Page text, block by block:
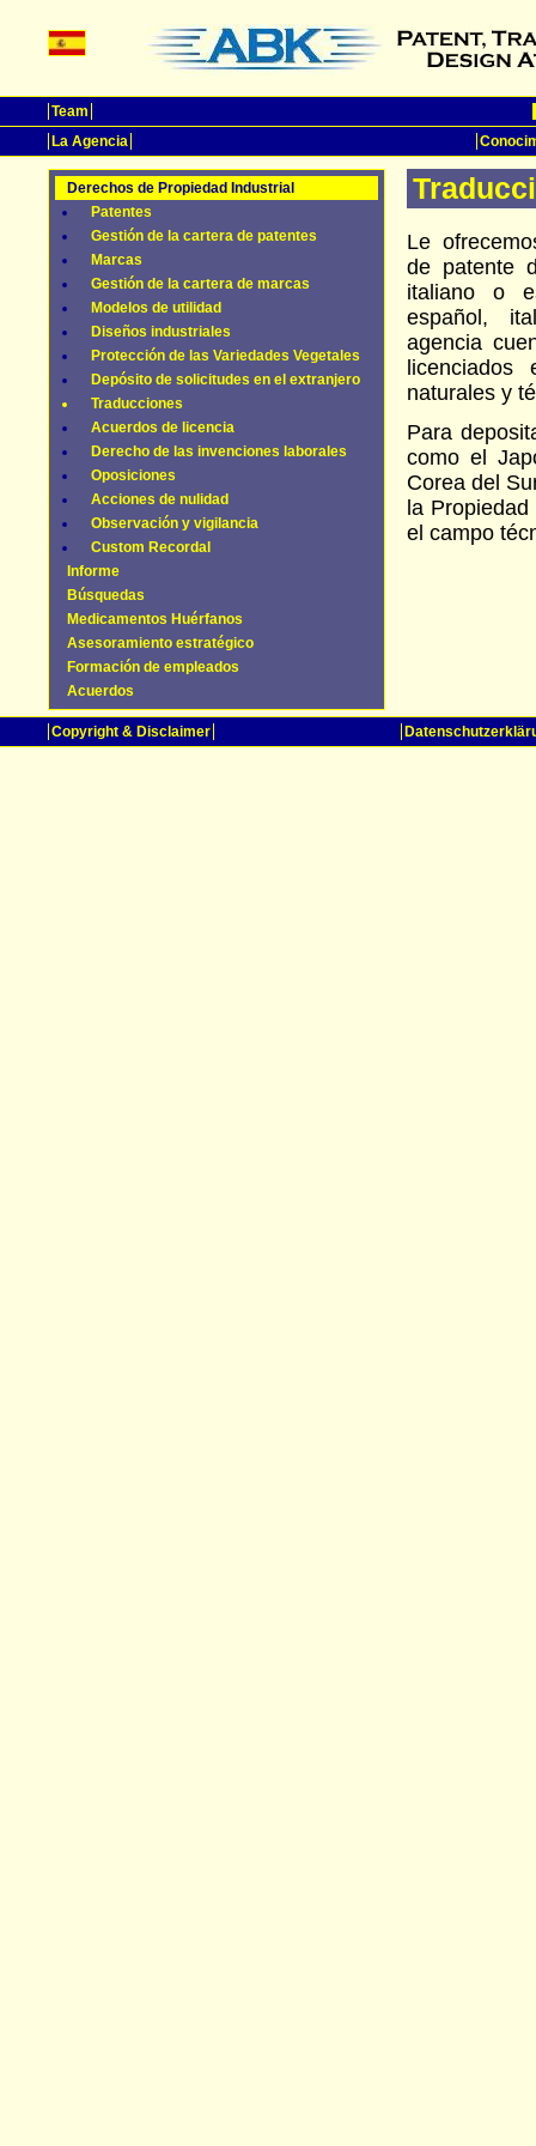
Team
La Agencia
Derechos de Propiedad Industrial
Patentes
Gestión de la cartera de patentes
Marcas
Gestión de la cartera de marcas
Modelos de utilidad
Diseños industriales
Protección de las Variedades Vegetales
Depósito de solicitudes en el extranjero
Traducciones
Acuerdos de licencia
Derecho de las invenciones laborales
Oposiciones
Acciones de nulidad
Observación y vigilancia
Custom Recordal
Informe
Búsquedas
Medicamentos Huérfanos
Asesoramiento estratégico
Formación de empleados
Acuerdos
Le
de patente
italiano o
español,
agencia
licenciados
naturales y
Para
como el
Corea del
la
el campo
Copyright & Disclaimer